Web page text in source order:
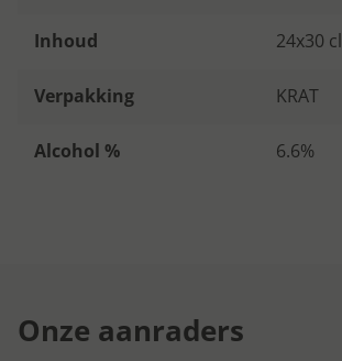
Inhoud 24x30 cl
Verpakking KRAT
Alcohol % 6.6%
Onze aanraders